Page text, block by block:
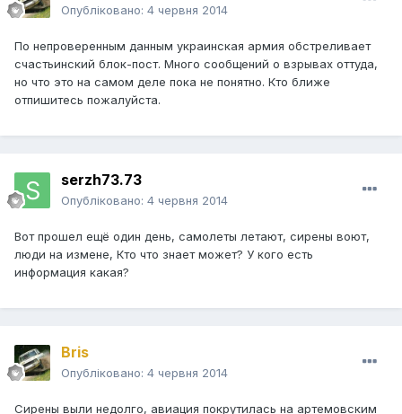
Опубліковано: 4 червня 2014
По непроверенным данным украинская армия обстреливает
счастьинский блок-пост. Много сообщений о взрывах оттуда,
но что это на самом деле пока не понятно. Кто ближе
отпишитесь пожалуйста.
serzh73.73
Опубліковано: 4 червня 2014
Вот прошел ещё один день, самолеты летают, сирены воют,
люди на измене, Кто что знает может? У кого есть
информация какая?
Bris
Опубліковано: 4 червня 2014
Сирены выли недолго, авиация покрутилась на артемовским